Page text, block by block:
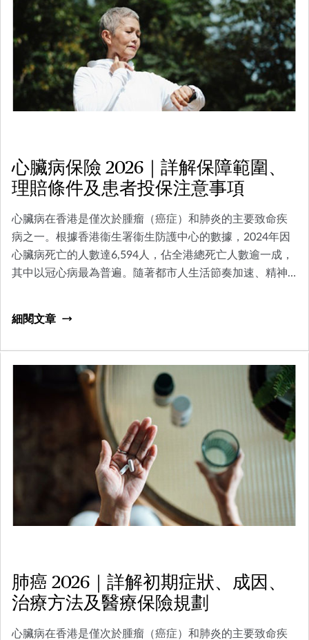
心臟病保險 2026｜詳解保障範圍、
理賠條件及患者投保注意事項
心臟病在香港是僅次於腫瘤（癌症）和肺炎的主要致命疾
病之一。根據香港衞生署衞生防護中心的數據，2024年因
心臟病死亡的人數達6,594人，佔全港總死亡人數逾一成，
其中以冠心病最為普遍。隨著都市人生活節奏加速、精神
細閱文章
肺癌 2026｜詳解初期症狀、成因、
治療方法及醫療保險規劃
心臟病在香港是僅次於腫瘤（癌症）和肺炎的主要致命疾